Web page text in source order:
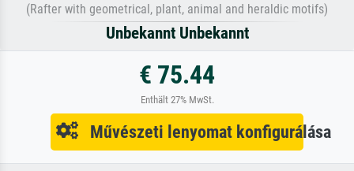
(Rafter with geometrical, plant, animal and heraldic motifs)
Unbekannt Unbekannt
€ 75.44
Enthält 27% MwSt.
Művészeti lenyomat konfigurálása